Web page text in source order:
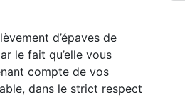
d’épaves de
le fait qu’elle vous
compte de vos
dans le strict respect